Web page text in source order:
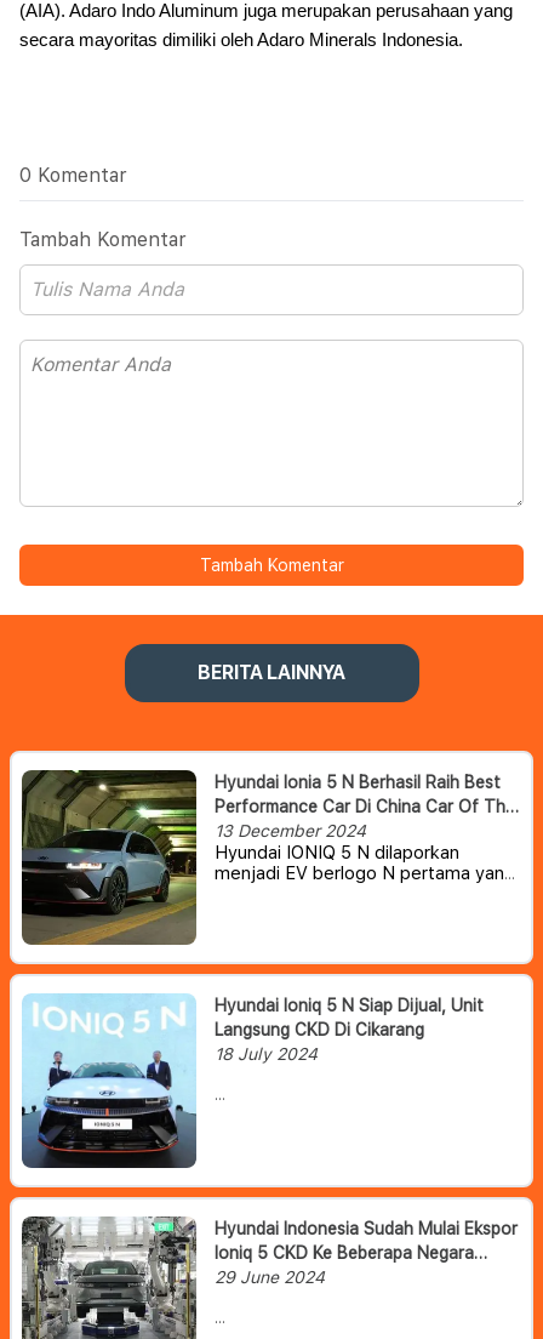
(AIA). Adaro Indo Aluminum juga merupakan perusahaan yang
secara mayoritas dimiliki oleh Adaro Minerals Indonesia.
0 Komentar
Tambah Komentar
Tambah Komentar
BERITA LAINNYA
Hyundai Ionia 5 N Berhasil Raih Best
Performance Car Di China Car Of The
Year Awards 2025.
13 December 2024
Hyundai IONIQ 5 N dilaporkan
menjadi EV berlogo N pertama yang
Hyundai Ioniq 5 N Siap Dijual, Unit
Langsung CKD Di Cikarang
18 July 2024
(CKD) dan akan memanfaatkan
fasilitas PT Hyundai Motor
Manufacturing Indonesia yang
berlokasi di Cikarang, Jawa Barat.
Hyundai Indonesia Sudah Mulai Ekspor
Ioniq 5 CKD Ke Beberapa Negara
Tujuan
29 June 2024